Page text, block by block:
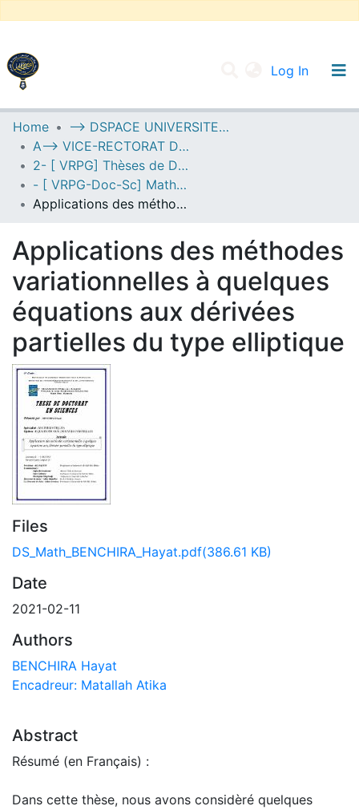
Log In
UNIVERSITY OF D.L SIDI BEL ABBES
Communities & Collections
All of DSpace
Statistics
Home
--> DSPACE UNIVERSITE DJILALLI LIABES DE SIDI BEL ABBES
A--> VICE-RECTORAT DE LA POST-GRADUATION
2- [ VRPG] Thèses de Doctorat en Sciences
- [ VRPG-Doc-Sc] Mathématiques --- رياضيات
Applications des méthodes variationnelles à quelques équations aux dérivées partielles du type elliptique
Applications des méthodes
variationnelles à quelques
équations aux dérivées
partielles du type elliptique
Files
DS_Math_BENCHIRA_Hayat.pdf(386.61 KB)
Date
2021-02-11
Authors
BENCHIRA Hayat
Encadreur: Matallah Atika
Abstract
Résumé (en Français) :
Dans cette thèse, nous avons considèré quelques